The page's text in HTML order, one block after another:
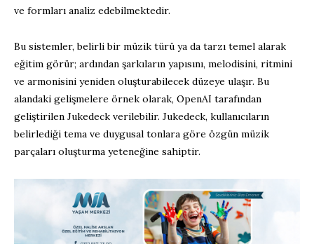
ve formları analiz edebilmektedir.
Bu sistemler, belirli bir müzik türü ya da tarzı temel alarak
eğitim görür; ardından şarkıların yapısını, melodisini, ritmini
ve armonisini yeniden oluşturabilecek düzeye ulaşır. Bu
alandaki gelişmelere örnek olarak, OpenAI tarafından
geliştirilen Jukedeck verilebilir. Jukedeck, kullanıcıların
belirlediği tema ve duygusal tonlara göre özgün müzik
parçaları oluşturma yeteneğine sahiptir.